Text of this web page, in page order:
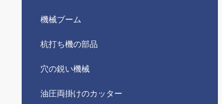
機械ブーム
杭打ち機の部品
穴の鋭い機械
油圧両掛けのカッター